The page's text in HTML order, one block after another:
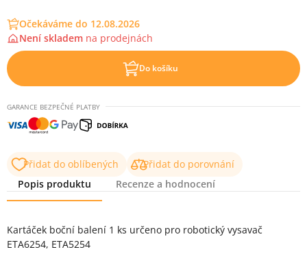
Očekáváme do 12.08.2026
Není skladem na prodejnách
Do košíku
GARANCE BEZPEČNÉ PLATBY
Přidat do oblíbených
Přidat do porovnání
Popis produktu
Recenze a hodnocení
Kartáček boční balení 1 ks určeno pro robotický vysavač
ETA6254, ETA5254